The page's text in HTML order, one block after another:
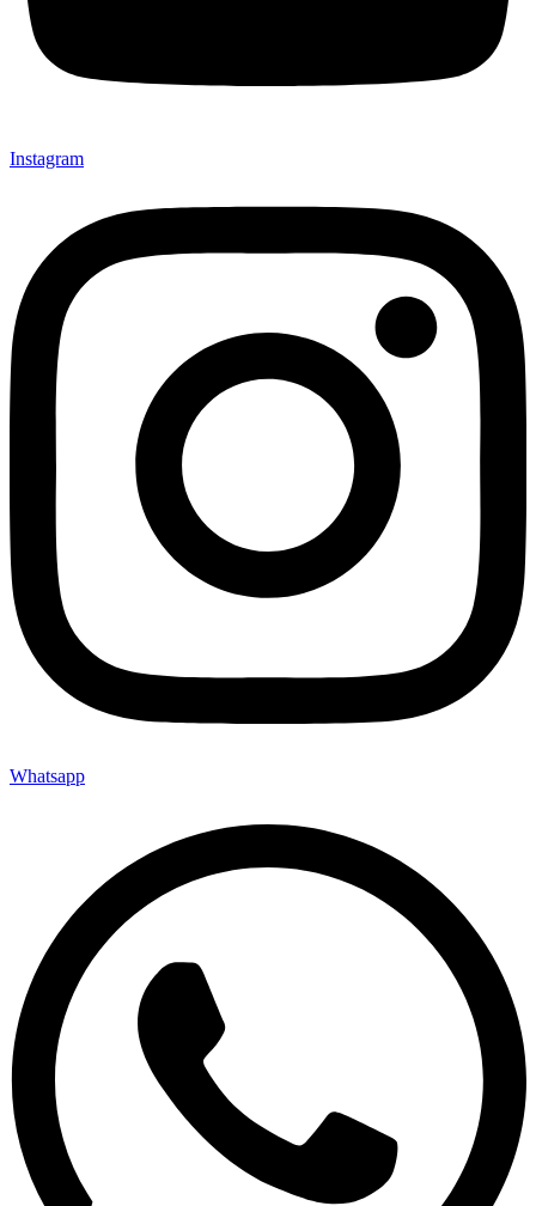
Instagram
Whatsapp